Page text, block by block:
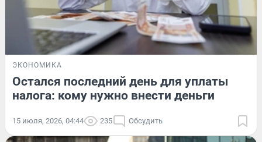
ЭКОНОМИКА
Остался последний день для уплаты
налога: кому нужно внести деньги
15 июля, 2026, 04:44 235 Обсудить